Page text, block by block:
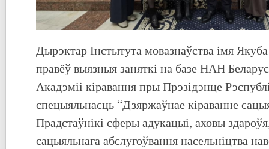
Дырэктар Інстытута мовазнаўства імя
правёў выязныя заняткі на базе НАН
Акадэміі кіравання пры Прэзідэнце
спецыяльнасць “Дзяржаўнае кіраванне
Прадстаўнікі сферы адукацыі, аховы
сацыяльнага абслугоўвання насельніцтва